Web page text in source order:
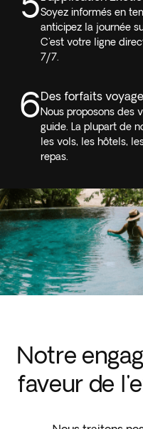
Soyez informés en
anticipez la journée
C'est votre ligne
7/7.
6Des forfaits
Nous proposons des
guide. La plupart de
les vols, les hôtels,
repas.
Notre
faveur de